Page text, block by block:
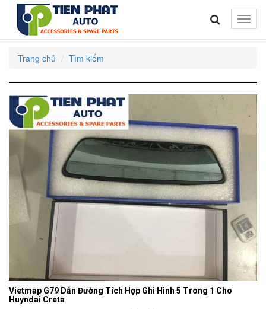
Toggle
Trang chủ Tìm kiếm
Vietmap G79 Dẫn Đường Tích Hợp Ghi Hình 5 Trong 1 Cho
Huyndai Creta